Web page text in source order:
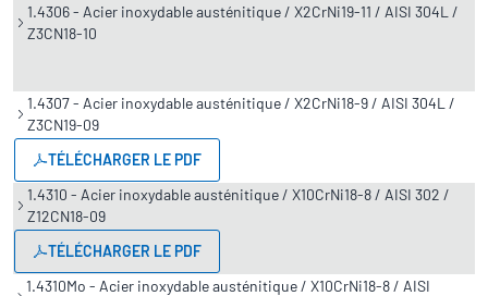
1.4306 - Acier inoxydable austénitique / X2CrNi19-11 / AISI 304L /
Z3CN18-10
1.4307 - Acier inoxydable austénitique / X2CrNi18-9 / AISI 304L /
Z3CN19-09
TÉLÉCHARGER LE PDF
1.4310 - Acier inoxydable austénitique / X10CrNi18-8 / AISI 302 /
Z12CN18-09
TÉLÉCHARGER LE PDF
1.4310Mo - Acier inoxydable austénitique / X10CrNi18-8 / AISI